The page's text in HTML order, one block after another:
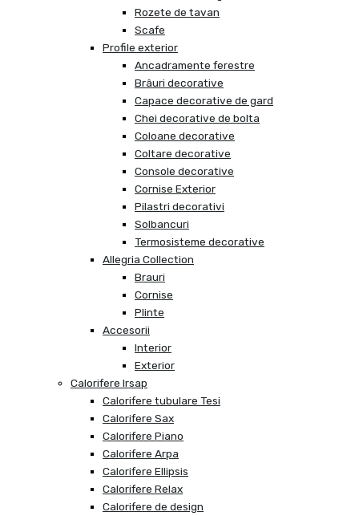
Rozete de tavan
Scafe
Profile exterior
Ancadramente ferestre
Brâuri decorative
Capace decorative de gard
Chei decorative de bolta
Coloane decorative
Coltare decorative
Console decorative
Cornise Exterior
Pilastri decorativi
Solbancuri
Termosisteme decorative
Allegria Collection
Brauri
Cornise
Plinte
Accesorii
Interior
Exterior
Calorifere Irsap
Calorifere tubulare Tesi
Calorifere Sax
Calorifere Piano
Calorifere Arpa
Calorifere Ellipsis
Calorifere Relax
Calorifere de design